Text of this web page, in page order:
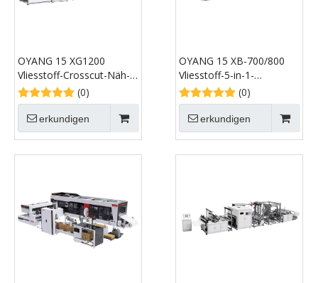
OYANG 15 XG1200
Vliesstoff-Crosscut-Näh-
und Schneidemaschine
mit Griff
(0)
erkundigen
OYANG 15 XB-700/800
Vliesstoff-5-in-1-
Beutelherstellungsmaschine
mit Online-
Griffbefestigung
(0)
erkundigen